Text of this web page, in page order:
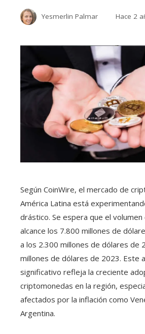
Yesmerlin Palmar Hace 2
Según CoinWire, el mercado de
América Latina está
drástico. Se espera que el
alcance los 7.800 millones de
a los 2.300 millones de dólares de
millones de dólares de 2023. Este
significativo refleja la creciente
criptomonedas en la región,
afectados por la inflación como
Argentina.